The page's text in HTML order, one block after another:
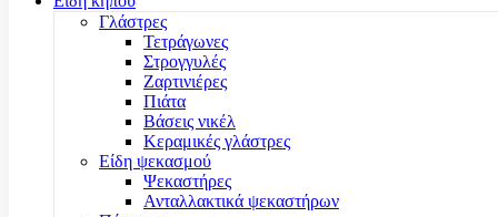
Γλάστρες
Τετράγωνες
Στρογγυλές
Ζαρτινιέρες
Πιάτα
Βάσεις νικέλ
Κεραμικές γλάστρες
Είδη ψεκασμού
Ψεκαστήρες
Ανταλλακτικά ψεκαστήρων